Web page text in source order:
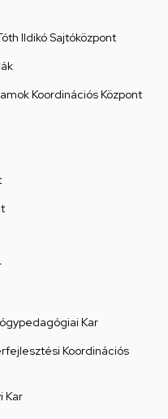
Ildikó Sajtóközpont
Koordinációs Központ
Kar
Koordinációs
Kar